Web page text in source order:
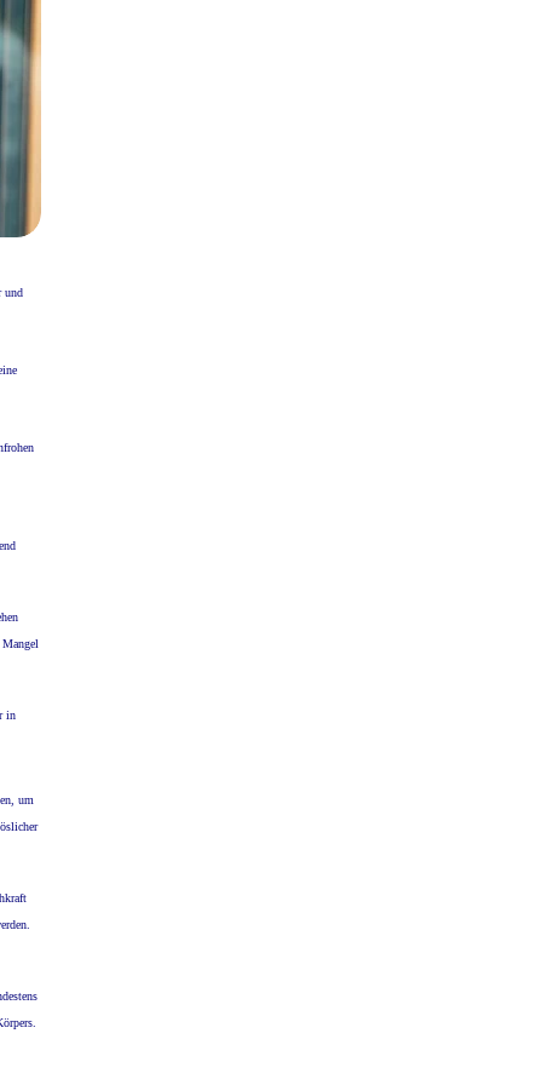
und
in
um